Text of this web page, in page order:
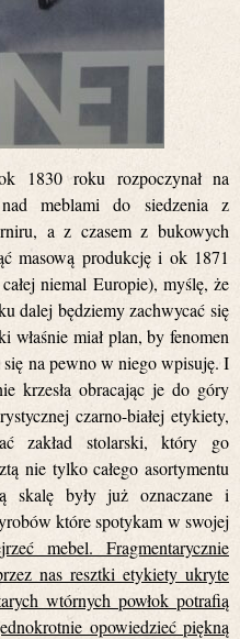
1830 roku rozpoczynał na
meblami do siedzenia z
a z czasem z bukowych
masową produkcję i ok 1871
niemal Europie), myślę, że
dalej będziemy zachwycać się
miał plan, by fenomen
się na pewno w niego wpisuję. I
krzesła obracając je do góry
czarno-białej etykiety,
zakład stolarski, który go
nie tylko całego asortymentu
skalę były już oznaczane i
które spotykam w swojej
mebel. Fragmentarycznie
nas resztki etykiety ukryte
wtórnych powłok potrafią
opowiedzieć piękną